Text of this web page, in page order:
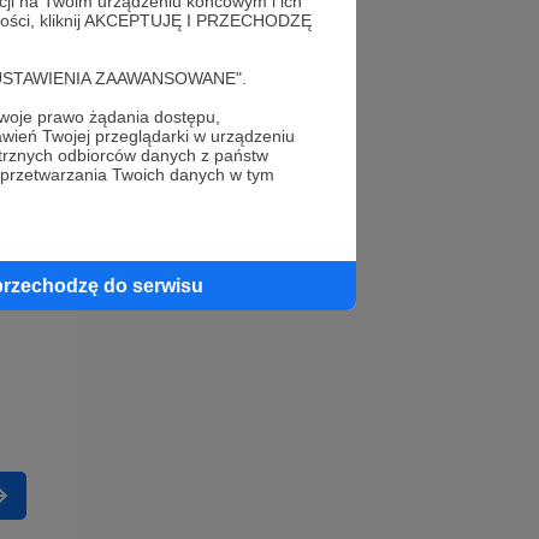
kliknij AKCEPTUJĘ I PRZECHODZĘ
ZAAWANSOWANE".
prawo żądania dostępu,
Twojej przeglądarki w urządzeniu
odbiorców danych z państw
Twoich danych w tym
do serwisu